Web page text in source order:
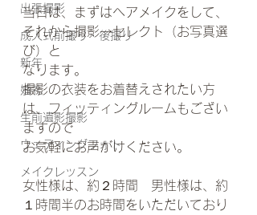
出張撮影
成人式前撮り・後撮り
新年
婚礼
生前遺影撮影
ウェディングフォト
メイクレッスン
当日は、まずはヘアメイクをして、
それから撮影→セレクト（お写真選
び）と
なります。
撮影の衣装をお着替えされたい方
は、フィッティングルームもござい
ますので
お気軽にお声がけください。
女性様は、約２時間　男性様は、約
１時間半のお時間をいただいており